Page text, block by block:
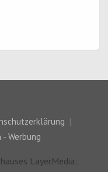
Werbung
LayerMedia: